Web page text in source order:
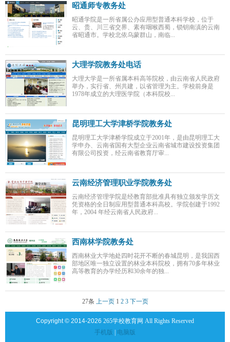
昭通师专教务处
昭通学院是一所省属公办应用型普通本科学校，位于
云、贵、川三省交界、素有咽喉西蜀，锁钥南滇的云南
省昭通市。学校北依乌蒙群山，南临...
大理学院教务处电话
大理大学是一所省属本科高等院校，由云南省人民政府
举办，实行省、州共建，以省管理为主。学校前身是
1978年成立的大理医学院（本科院校...
昆明理工大学津桥学院教务处
昆明理工大学津桥学院成立于2001年，是由昆明理工大
学申办、云南省国有大型企业云南省城市建设投资集团
有限公司投资，经云南省教育厅审...
云南经济管理职业学院教务处
云南经济管理学院是经教育部批准具有独立颁发学历文
凭资格的全日制应用型普通本科高校。学院创建于1992
年，2004 年经云南省人民政府...
西南林学院教务处
西南林业大学地处四时花开不断的春城昆明，是我国西
部地区唯一独立设置的林业本科院校，拥有70多年林业
高等教育的办学经历和30余年的独...
27条 上一页 1 2 3 下一页
Copyright © 2014-2026 265学校教育网 All Rights Reserved
手机版
电脑版